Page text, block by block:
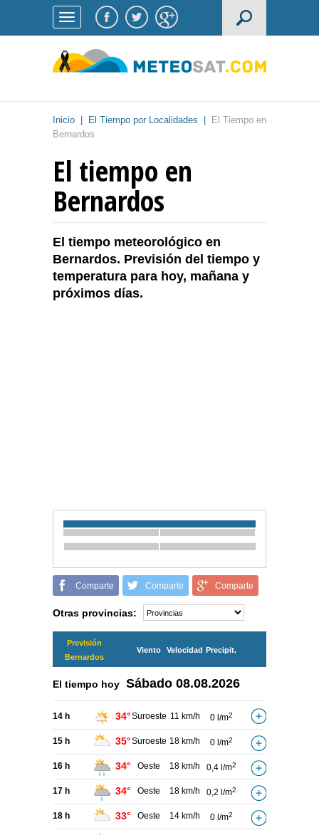
Inicio El Tiempo por Localidades
El Tiempo en
Bernardos
El tiempo en
Bernardos
El tiempo meteorológico en
Bernardos. Previsión del tiempo y
temperatura para hoy, mañana y
próximos días.
Comparte Comparte Comparte
Otras provincias:
Previsión
Bernardos
Viento Velocidad Precipit.
El tiempo hoy Sábado 08.08.2026
14 h 34°Suroeste 11 km/h 0 l/m2
15 h 35°Suroeste 18 km/h 0 l/m2
16 h 34° Oeste 18 km/h 0,4 l/m2
17 h 34° Oeste 18 km/h 0,2 l/m2
18 h 33° Oeste 14 km/h 0 l/m2